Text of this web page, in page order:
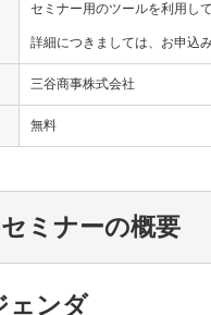
セミナー用のツールを利用し
詳細につきましては、お申込
三谷商事株式会社
無料
ミナーの概要
ェンダ